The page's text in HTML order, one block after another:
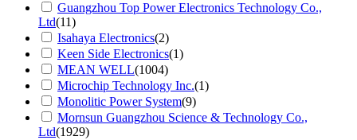
Guangzhou Top Power Electronics Technology Co.,
Ltd(11)
Isahaya Electronics(2)
Keen Side Electronics(1)
MEAN WELL(1004)
Microchip Technology Inc.(1)
Monolitic Power System(9)
Mornsun Guangzhou Science & Technology Co.,
Ltd(1929)